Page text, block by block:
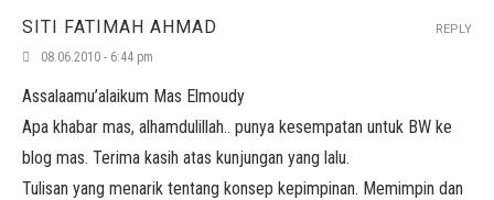
SITI FATIMAH AHMAD
08.06.2010 - 6:44 pm
Assalaamu’alaikum Mas Elmoudy
Apa khabar mas, alhamdulillah.. punya kesempatan untuk BW ke
blog mas. Terima kasih atas kunjungan yang lalu.
Tulisan yang menarik tentang konsep kepimpinan. Memimpin dan
REPLY